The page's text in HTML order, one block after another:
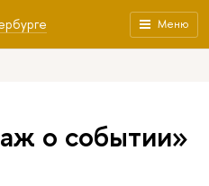
Меню
о событии»